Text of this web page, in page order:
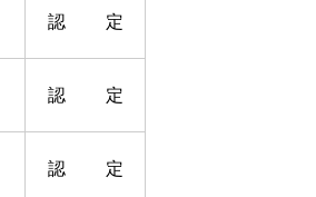
認 定
認 定
認 定